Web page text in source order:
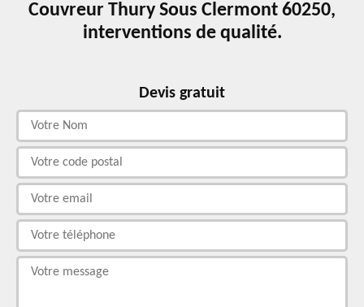
Couvreur Thury Sous Clermont 60250,
interventions de qualité.
Devis gratuit